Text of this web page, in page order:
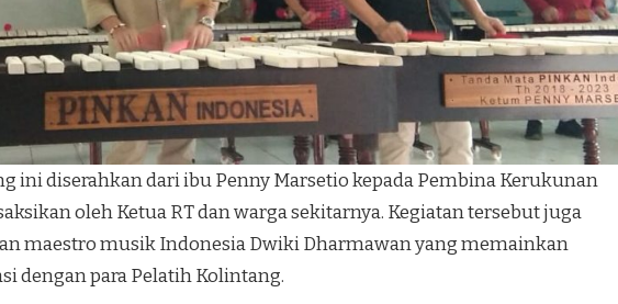
ini diserahkan dari ibu Penny Marsetio kepada Pembina Kerukunan
oleh Ketua RT dan warga sekitarnya. Kegiatan tersebut juga
maestro musik Indonesia Dwiki Dharmawan yang memainkan
dengan para Pelatih Kolintang.